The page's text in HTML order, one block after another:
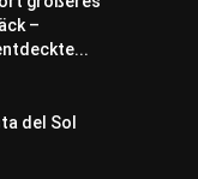
–
del Sol